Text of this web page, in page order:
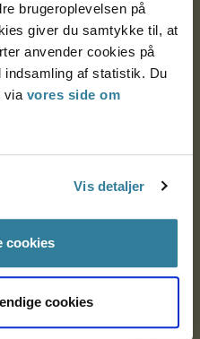
brugeroplevelsen på
giver du samtykke til, at
anvender cookies på
indsamling af statistik. Du
via vores side om
Vis detaljer
cookies
cookies